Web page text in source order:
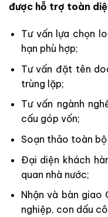
được hỗ trợ toàn
Tư vấn lựa chọn
hạn phù hợp;
Tư vấn đặt tên
trùng lặp;
Tư vấn ngành
cấu góp vốn;
Soạn thảo toàn
Đại diện khách
quan nhà nước;
Nhận và bàn giao
nghiệp, con dấu